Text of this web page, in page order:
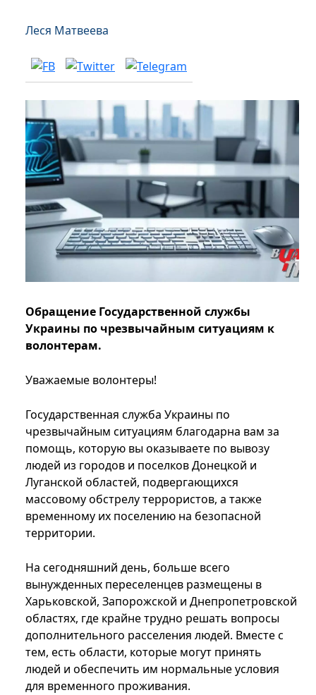
Леся Матвеева
Обращение Государственной службы
Украины по чрезвычайным ситуациям к
волонтерам.
Уважаемые волонтеры!
Государственная служба Украины по
чрезвычайным ситуациям благодарна вам за
помощь, которую вы оказываете по вывозу
людей из городов и поселков Донецкой и
Луганской областей, подвергающихся
массовому обстрелу террористов, а также
временному их поселению на безопасной
территории.
На сегодняшний день, больше всего
вынужденных переселенцев размещены в
Харьковской, Запорожской и Днепропетровской
областях, где крайне трудно решать вопросы
дополнительного расселения людей. Вместе с
тем, есть области, которые могут принять
людей и обеспечить им нормальные условия
для временного проживания.